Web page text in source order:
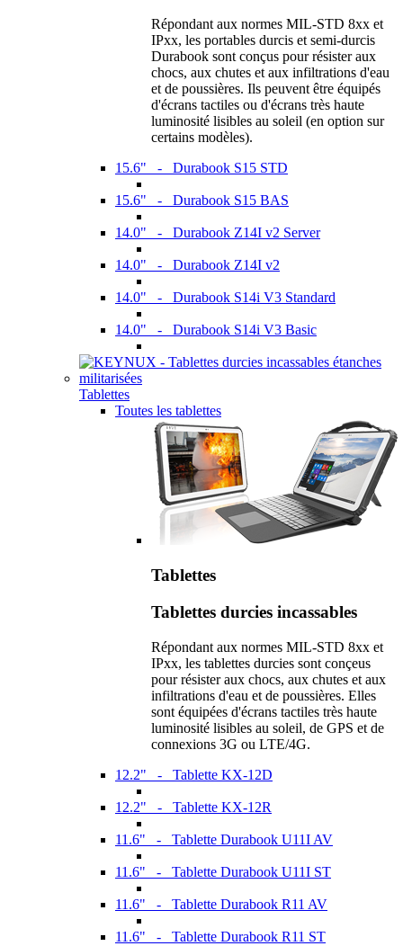
Répondant aux normes MIL-STD 8xx et
IPxx, les portables durcis et semi-durcis
Durabook sont conçus pour résister aux
chocs, aux chutes et aux infiltrations d'eau
et de poussières. Ils peuvent être équipés
d'écrans tactiles ou d'écrans très haute
luminosité lisibles au soleil (en option sur
certains modèles).
15.6" - Durabook S15 STD
15.6" - Durabook S15 BAS
14.0" - Durabook Z14I v2 Server
14.0" - Durabook Z14I v2
14.0" - Durabook S14i V3 Standard
14.0" - Durabook S14i V3 Basic
Tablettes
Toutes les tablettes
Tablettes
Tablettes durcies incassables
Répondant aux normes MIL-STD 8xx et
IPxx, les tablettes durcies sont conçeus
pour résister aux chocs, aux chutes et aux
infiltrations d'eau et de poussières. Elles
sont équipées d'écrans tactiles très haute
luminosité lisibles au soleil, de GPS et de
connexions 3G ou LTE/4G.
12.2" - Tablette KX-12D
12.2" - Tablette KX-12R
11.6" - Tablette Durabook U11I AV
11.6" - Tablette Durabook U11I ST
11.6" - Tablette Durabook R11 AV
11.6" - Tablette Durabook R11 ST